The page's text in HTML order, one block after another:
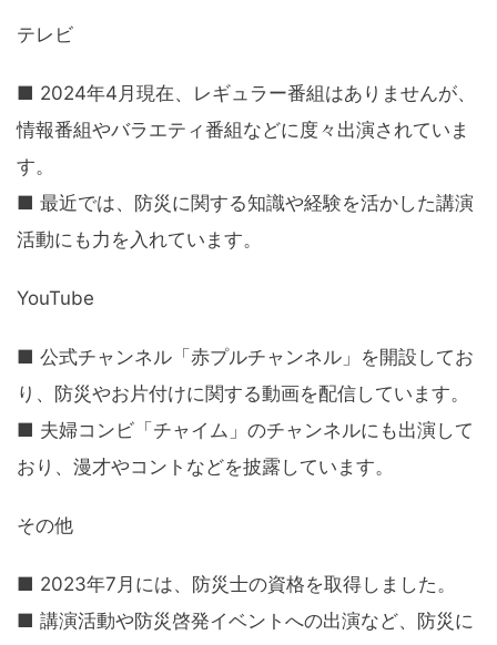
テレビ
■ 2024年4月現在、レギュラー番組はありませんが、
情報番組やバラエティ番組などに度々出演されていま
す。
■ 最近では、防災に関する知識や経験を活かした講演
活動にも力を入れています。
YouTube
■ 公式チャンネル「赤プルチャンネル」を開設してお
り、防災やお片付けに関する動画を配信しています。
■ 夫婦コンビ「チャイム」のチャンネルにも出演して
おり、漫才やコントなどを披露しています。
その他
■ 2023年7月には、防災士の資格を取得しました。
■ 講演活動や防災啓発イベントへの出演など、防災に